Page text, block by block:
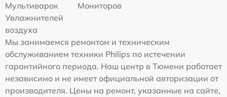
Мультиварок
Мониторов
Увлажнителей
воздуха
Мы занимаемся ремонтом и техническим
обслуживанием техники Philips по истечении
гарантийного периода. Наш центр в Тюмени работает
независимо и не имеет официальной авторизации от
производителя. Цены на ремонт, указанные на сайте,